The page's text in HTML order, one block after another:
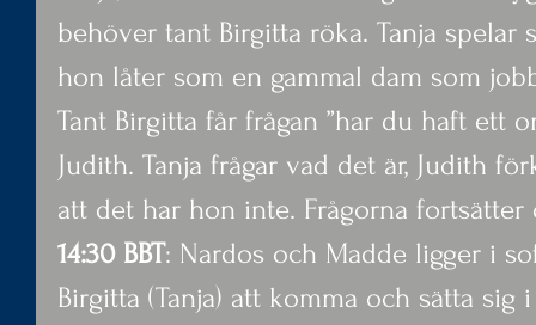
behöver tant Birgitta röka. Tanja
hon låter som en gammal dam som
Tant Birgitta får frågan ”har du haft ett
Judith. Tanja frågar vad det är, Judith
att det har hon inte. Frågorna
14:30 BBT: Nardos och Madde ligger i
Birgitta (Tanja) att komma och sätta